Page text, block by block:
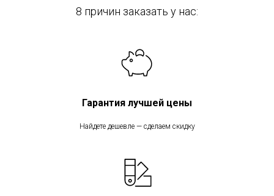
8 причин заказать у нас:
Гарантия лучшей цены
Найдете дешевле — сделаем скидку